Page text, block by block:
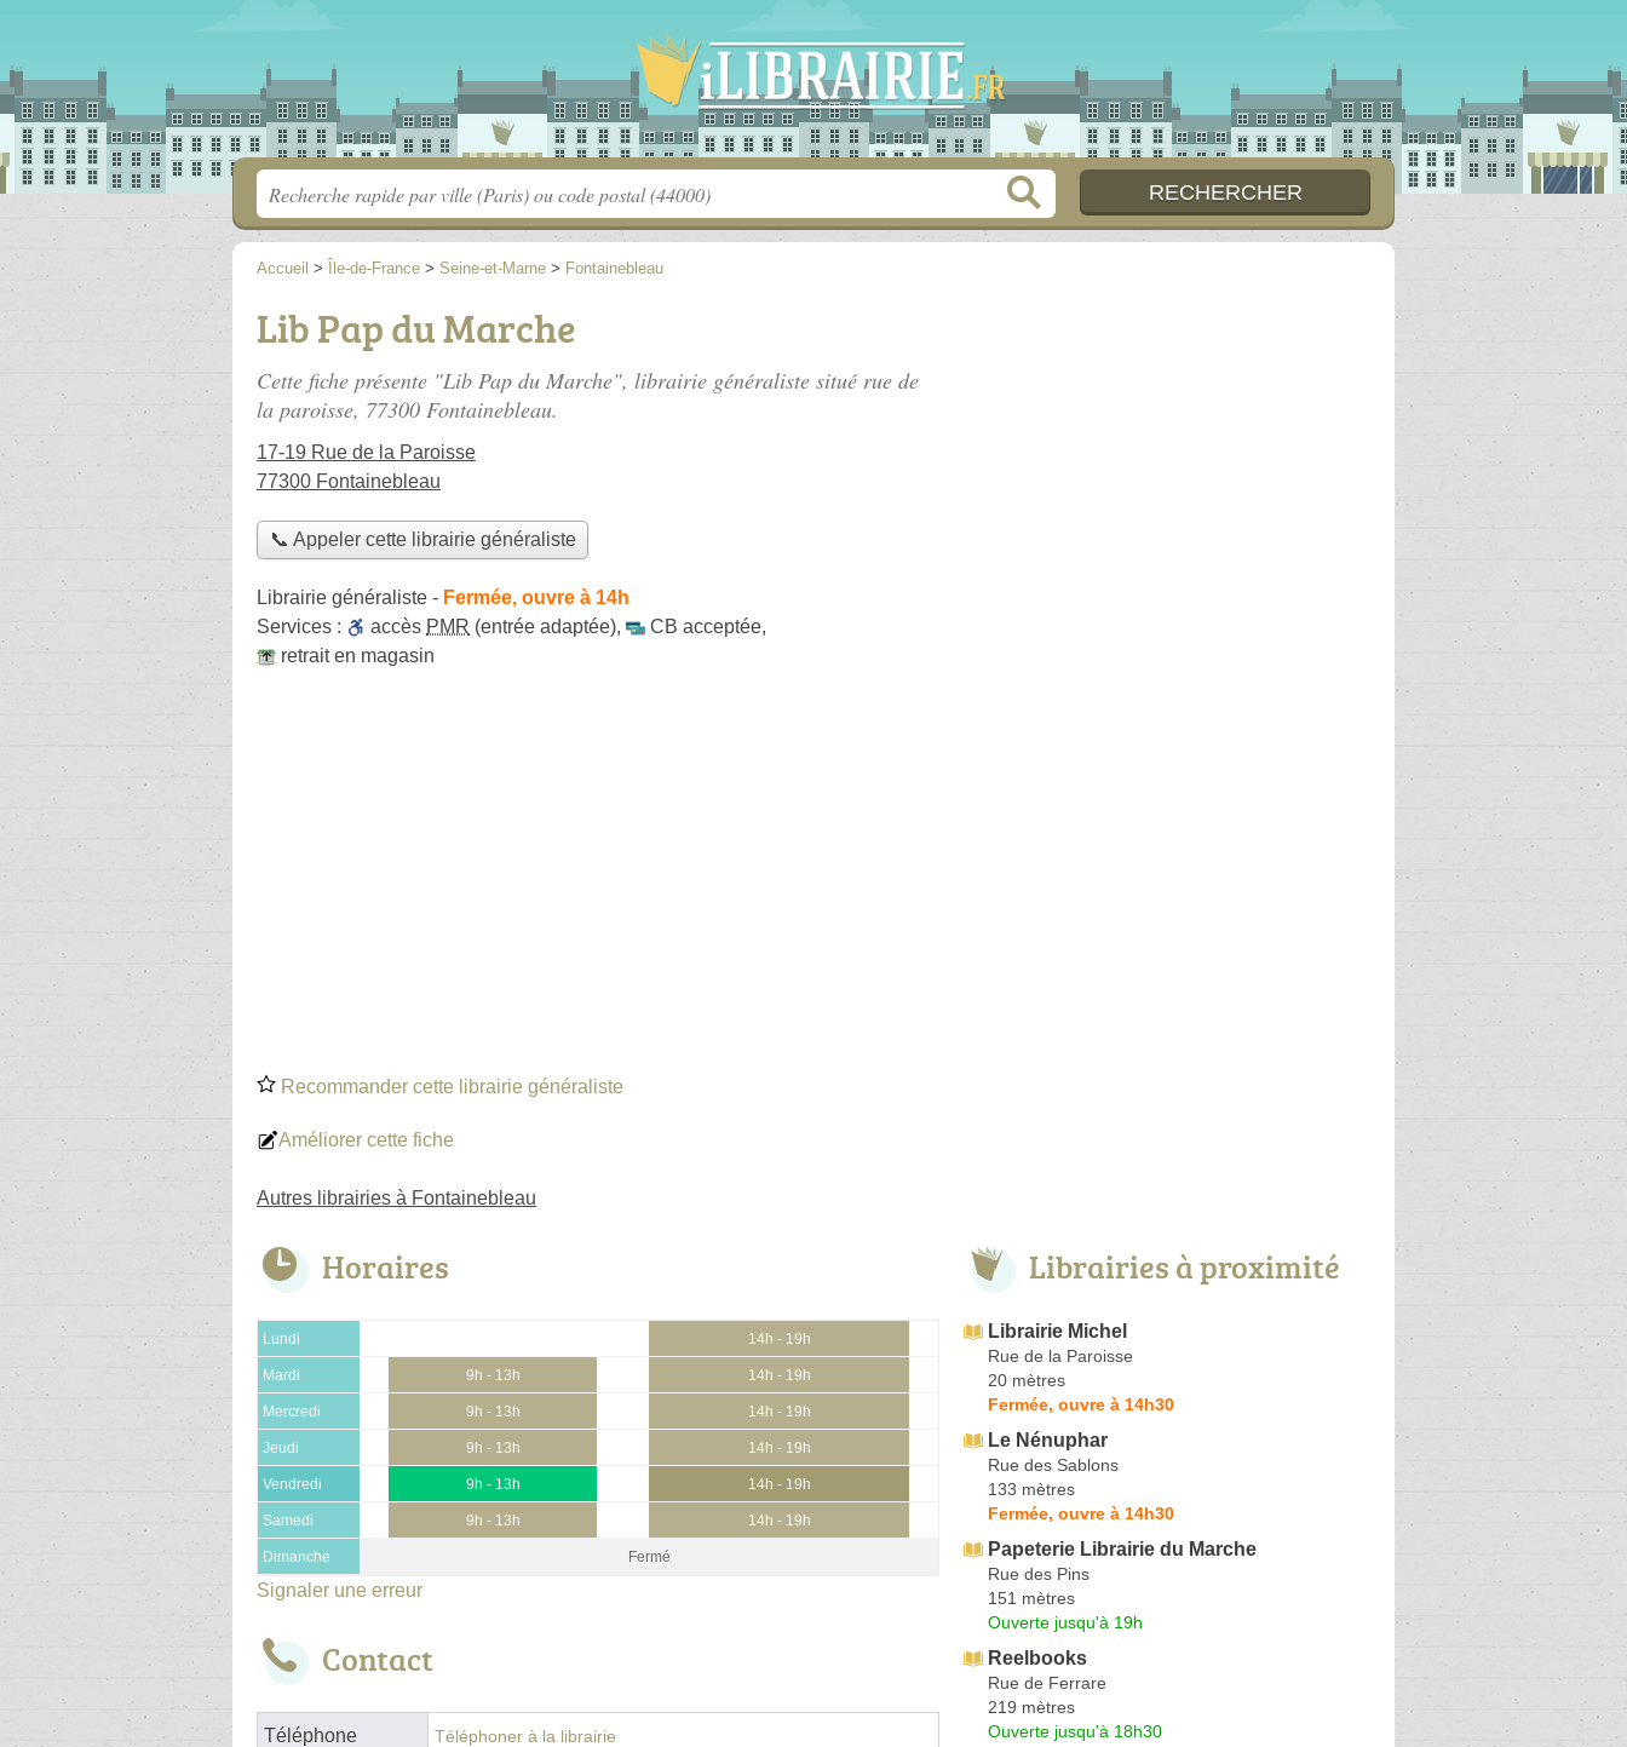
Accueil > Île-de-France > Seine-et-Marne > Fontainebleau
Lib Pap du Marche
Cette fiche présente "Lib Pap du Marche", librairie généraliste situé rue de
la paroisse, 77300 Fontainebleau.
17-19 Rue de la Paroisse
77300 Fontainebleau
📞 Appeler cette librairie généraliste
Librairie généraliste - Fermée, ouvre à 14h
Services :
accès PMR (entrée adaptée), CB acceptée,
retrait en magasin
Recommander cette librairie généraliste
Améliorer cette fiche
Autres librairies à Fontainebleau
Horaires
Lundi 14h - 19h
Mardi 9h - 13h 14h - 19h
Mercredi 9h - 13h 14h - 19h
Jeudi 9h - 13h 14h - 19h
Vendredi 9h - 13h 14h - 19h
Samedi 9h - 13h 14h - 19h
Dimanche Fermé
Signaler une erreur
Contact
Téléphone Téléphoner à la librairie
Librairies à proximité
Librairie Michel
Rue de la Paroisse
20 mètres
Fermée, ouvre à 14h30
Le Nénuphar
Rue des Sablons
133 mètres
Fermée, ouvre à 14h30
Papeterie Librairie du Marche
Rue des Pins
151 mètres
Ouverte jusqu'à 19h
Reelbooks
Rue de Ferrare
219 mètres
Ouverte jusqu'à 18h30